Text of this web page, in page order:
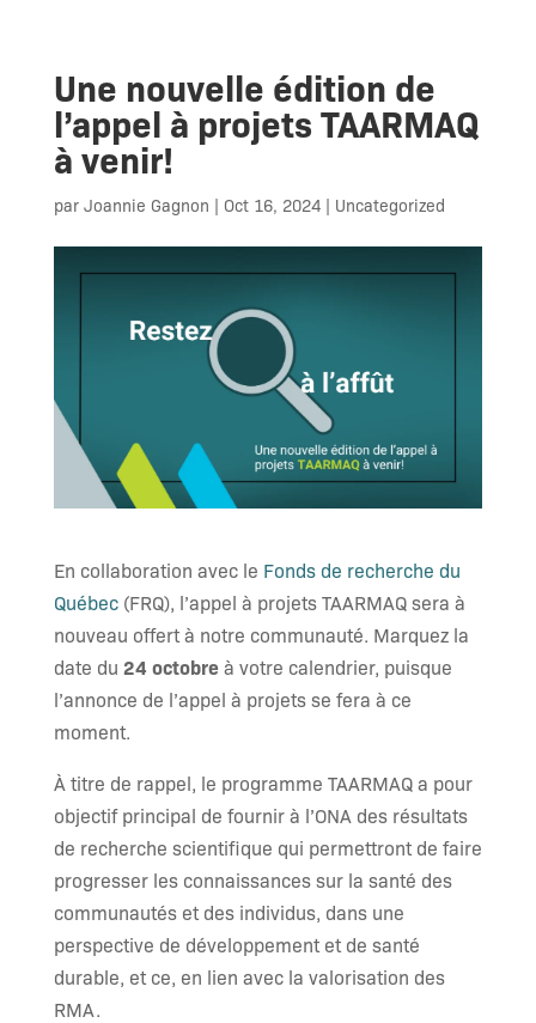
Une nouvelle édition de
l’appel à projets TAARMAQ
à venir!
par Joannie Gagnon | Oct 16, 2024| Uncategorized
En collaboration avec le Fonds de recherche du
Québec(FRQ), l’appel à projets TAARMAQ sera à
nouveau offert à notre communauté. Marquez la
date du 24 octobreà votre calendrier, puisque
l’annonce de l’appel à projets se fera à ce
moment.
À titre de rappel, le programme TAARMAQ a pour
objectif principal de fournir à l’ONA des résultats
de recherche scientifique qui permettront de faire
progresser les connaissances sur la santé des
communautés et des individus, dans une
perspective de développement et de santé
durable, et ce, en lien avec la valorisation des
RMA.